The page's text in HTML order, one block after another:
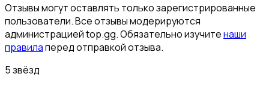
Отзывы могут оставлять только зарегистрированные
пользователи. Все отзывы модерируются
администрацией top.gg. Обязательно изучитенаши
правилаперед отправкой отзыва.
5 звёзд